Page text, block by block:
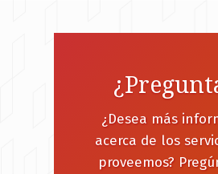
¿Desea más
acerca de los
proveemos?